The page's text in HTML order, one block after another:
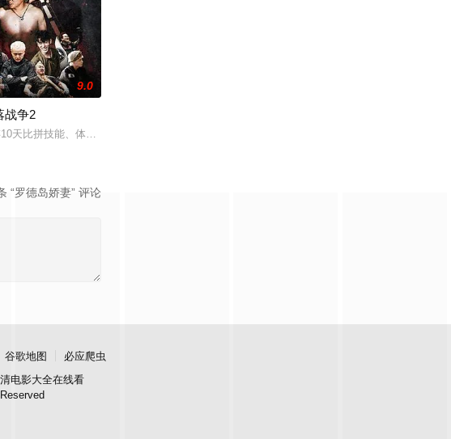
生、
景上，除餐厅本体外，还将设置家禽、
9.0
战争2
天比拼技能、体能、精神力、战略战术的生存类真人秀。第二季有金钟国担任主持人和来自韩
“罗德岛娇妻” 评论
谷歌地图
必应爬虫
电影大全在线看